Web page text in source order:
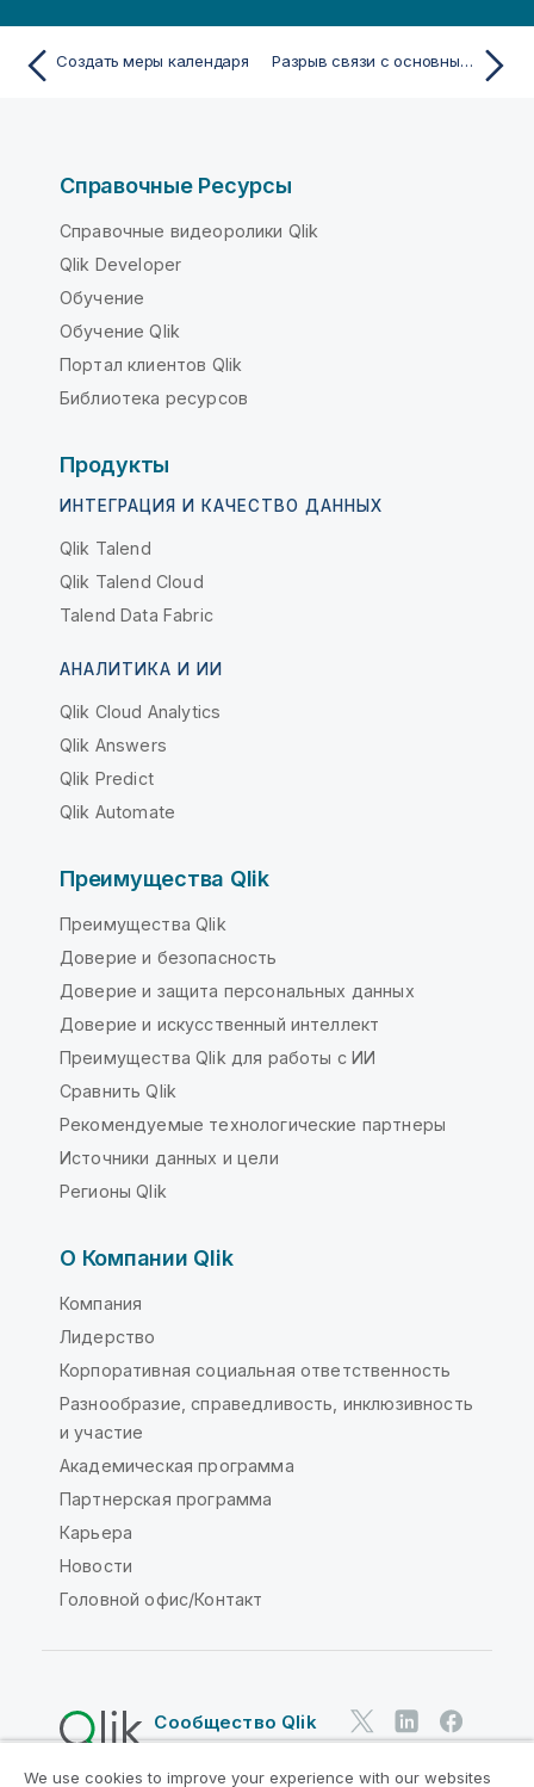
Создать меры календаря Разрыв связи с основным элементом
Справочные Ресурсы
Справочные видеоролики Qlik
Qlik Developer
Обучение
Обучение Qlik
Портал клиентов Qlik
Библиотека ресурсов
Продукты
ИНТЕГРАЦИЯ И КАЧЕСТВО ДАННЫХ
Qlik Talend
Qlik Talend Cloud
Talend Data Fabric
АНАЛИТИКА И ИИ
Qlik Cloud Analytics
Qlik Answers
Qlik Predict
Qlik Automate
Преимущества Qlik
Преимущества Qlik
Доверие и безопасность
Доверие и защита персональных данных
Доверие и искусственный интеллект
Преимущества Qlik для работы с ИИ
Сравнить Qlik
Рекомендуемые технологические партнеры
Источники данных и цели
Регионы Qlik
О Компании Qlik
Компания
Лидерство
Корпоративная социальная ответственность
Разнообразие, справедливость, инклюзивность
и участие
Академическая программа
Партнерская программа
Карьера
Новости
Головной офис/Контакт
Сообщество Qlik
We use cookies to improve your experience with our websites